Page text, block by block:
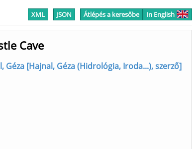
XML JSON Átlépés a keresőbe In English
Cave
Géza [Hajnal, Géza (Hidrológia, Iroda...), szerző]